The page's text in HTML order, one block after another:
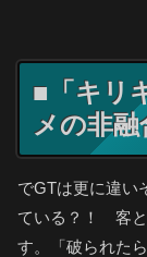
■「キリ
メの非融
でGTは更に違い
ている？！ 客と
す。「破られた